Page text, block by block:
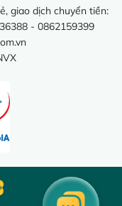
giao dịch chuyển tiền:
- 0862159399